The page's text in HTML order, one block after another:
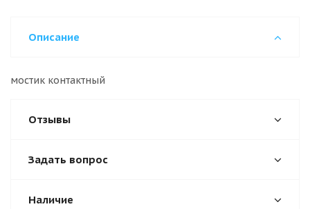
Описание
мостик контактный
Отзывы
Задать вопрос
Наличие